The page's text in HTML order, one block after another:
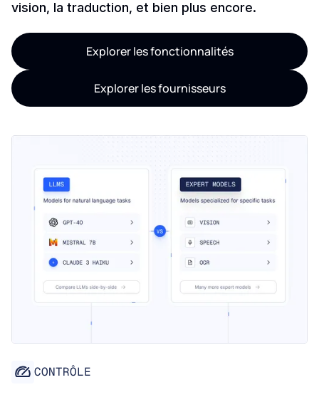
vision, la traduction, et bien plus encore.
Explorer les fonctionnalités
Explorer les fournisseurs
CONTRÔLE